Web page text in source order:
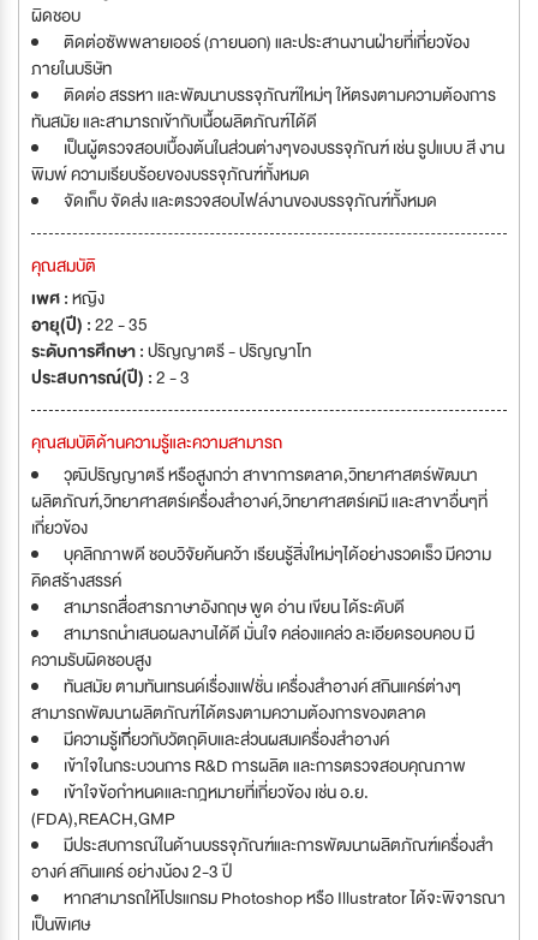
ผิดชอบ
ติดต่อซัพพลายเออร์ (ภายนอก) และประสานงานฝ่ายที่เกี่ยวข้อง
ภายในบริษัท
ติดต่อ สรรหา และพัฒนาบรรจุภัณฑ์ใหม่ๆ ให้ตรงตามความต้องการ
ทันสมัย และสามารถเข้ากับเนื้่อผลิตภัณฑ์ได้ดี
เป็นผู้ตรวจสอบเบื้องต้นในส่วนต่างๆของบรรจุภัณฑ์ เช่น รูปแบบ สี งาน
พิมพ์ ความเรียบร้อยของบรรจุภัณฑ์ทั้งหมด
จัดเก็บ จัดส่ง และตรวจสอบไฟล์งานของบรรจุภัณฑ์ทั้งหมด
คุณสมบัติ
เพศ :หญิง
อายุ(ปี) :22 - 35
ระดับการศึกษา :ปริญญาตรี - ปริญญาโท
ประสบการณ์(ปี) :2 - 3
คุณสมบัติด้านความรู้และความสามารถ
วุฒิปริญญาตรี หรือสูงกว่า สาขาการตลาด,วิทยาศาสตร์พัฒนา
ผลิตภัณฑ์,วิทยาศาสตร์เครื่องสำอางค์,วิทยาศาสตร์เคมี และสาขาอื่นๆที่
เกี่ยวข้อง
บุคลิกภาพดี ชอบวิจัยค้นคว้า เรียนรู้ส่ิงใหม่ๆได้อย่างรวดเร็ว มีความ
คิดสร้างสรรค์
สามารถสื่อสารภาษาอังกฤษ พูด อ่าน เขียน ได้ระดับดี
สามารถนำเสนอผลงานได้ดี มั่นใจ คล่องแคล่ว ละเอียดรอบคอบ มี
ความรับผิดชอบสูง
ทันสมัย ตามทันเทรนด์เรื่องแฟชั่น เครื่องสำอางค์ สกินแคร์ต่างๆ
สามารถพัฒนาผลิตภัณฑ์ได้ตรงตามความต้องการของตลาด
มีความรู้เกี่ีียวกับวัตถุดิบและส่วนผสมเครื่องสำอางค์
เข้าใจในกระบวนการ R&D การผลิต และการตรวจสอบคุณภาพ
เข้าใจข้อกำหนดและกฎหมายที่เกี่ยวข้อง เช่น อ.ย.
(FDA),REACH,GMP
มีประสบการณ์ในด้านบรรจุภัณฑ์และการพัฒนาผลิตภัณฑ์เครื่องสำ
อางค์ สกินแคร์ อย่างน้อง 2-3 ปี
หากสามารถให้โปรแกรม Photoshop หรือ Illustrator ได้จะพิจารณา
เป็นพิเศษ